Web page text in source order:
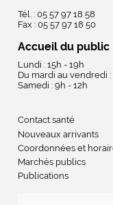
Tél. : 05 57 97 18 58
Fax : 05 57 97 18 50
Accueil du public
Lundi : 15h - 19h
Du mardi au vendredi
Samedi : 9h - 12h
Contact santé
Nouveaux arrivants
Coordonnées et
Marchés publics
Publications